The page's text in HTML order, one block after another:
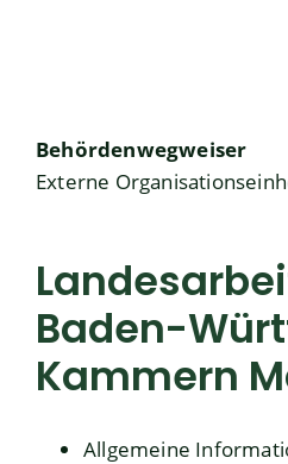
Behördenwegweiser
Externe
Baden-
Kammern
Allgemeine